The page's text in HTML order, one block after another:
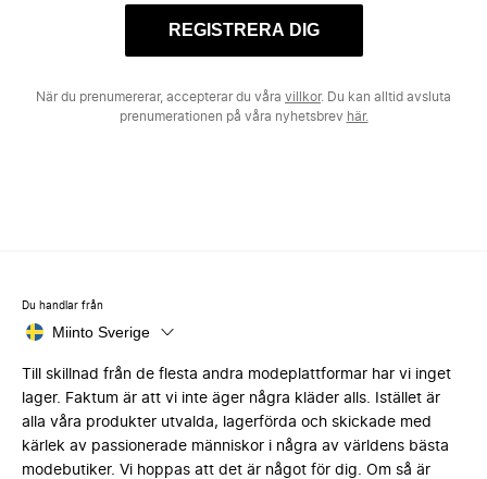
REGISTRERA DIG
När du prenumererar, accepterar du våra villkor. Du kan alltid avsluta
prenumerationen på våra nyhetsbrev här.
Du handlar från
Miinto Sverige
Till skillnad från de flesta andra modeplattformar har vi inget
lager. Faktum är att vi inte äger några kläder alls. Istället är
alla våra produkter utvalda, lagerförda och skickade med
kärlek av passionerade människor i några av världens bästa
modebutiker. Vi hoppas att det är något för dig. Om så är